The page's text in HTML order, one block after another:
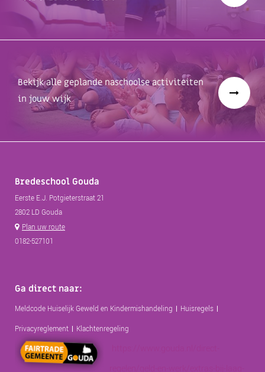
Bekijk alle geplande naschoolse activiteiten
in jouw wijk
Bredeschool Gouda
Eerste E.J. Potgieterstraat 21
2802 LD Gouda
Plan uw route
0182-527101
Ga direct naar:
Meldcode Huiselijk Geweld en Kindermishandeling
Huisregels
Privacyreglement
Klachtenregeling